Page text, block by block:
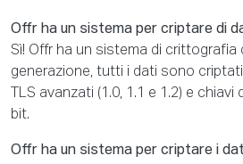
Offr ha un sistema per criptare di
Sì! Offr ha un sistema di crittografia
generazione, tutti i dati sono
TLS avanzati (1.0, 1.1 e 1.2) e
bit.
Offr ha un sistema per criptare i